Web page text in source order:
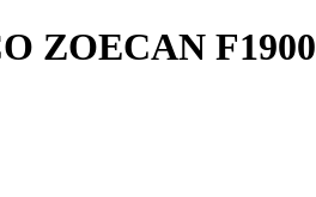
ZOECAN F1900